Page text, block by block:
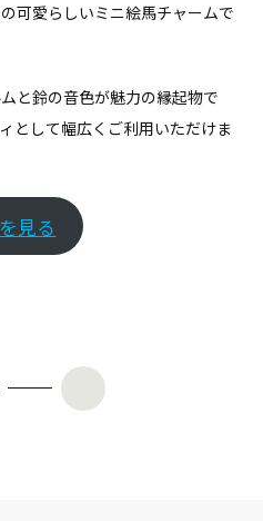
可愛らしいミニ絵馬チャームで
と鈴の音色が魅力の縁起物で
として幅広くご利用いただけま
見る